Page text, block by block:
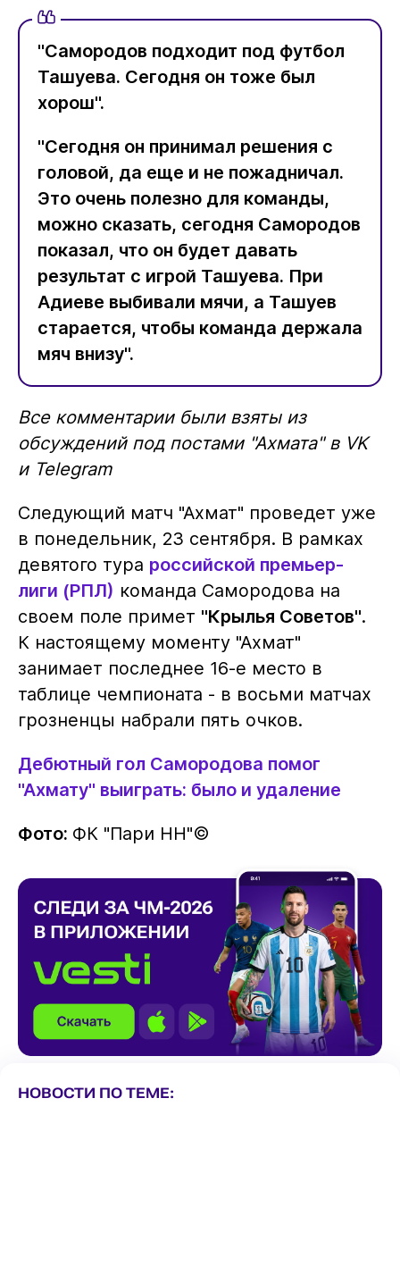
"Самородов подходит под футбол
Ташуева. Сегодня он тоже был
хорош".
"Сегодня он принимал решения с
головой, да еще и не пожадничал.
Это очень полезно для команды,
можно сказать, сегодня Самородов
показал, что он будет давать
результат с игрой Ташуева. При
Адиеве выбивали мячи, а Ташуев
старается, чтобы команда держала
мяч внизу".
Все комментарии были взяты из
обсуждений под постами "Ахмата" в VK
и Telegram
Следующий матч "Ахмат" проведет уже
в понедельник, 23 сентября. В рамках
девятого тура российской премьер-
лиги (РПЛ) команда Самородова на
своем поле примет "Крылья Советов".
К настоящему моменту "Ахмат"
занимает последнее 16-е место в
таблице чемпионата - в восьми матчах
грозненцы набрали пять очков.
Дебютный гол Самородова помог
"Ахмату" выиграть: было и удаление
Фото: ФК "Пари НН"©️
НОВОСТИ ПО ТЕМЕ: